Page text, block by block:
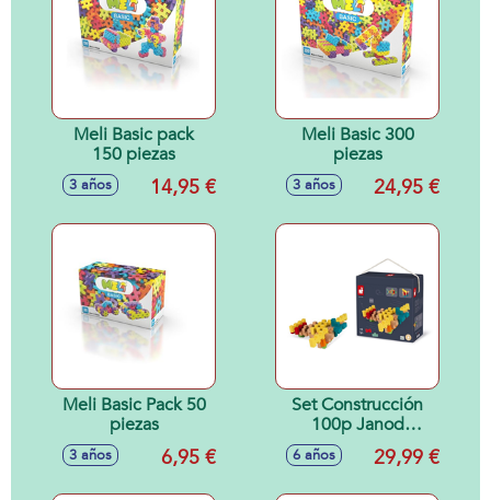
Meli Basic pack
150 piezas
3 años 14,95 €
Meli Basic 300
piezas
3 años 24,95 €
Meli Basic Pack 50
piezas
3 años 6,95 €
Set Construcción
100p Janod
madera
6 años 29,99 €